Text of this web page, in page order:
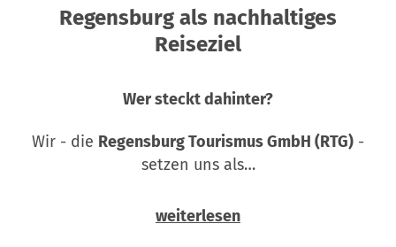
Regensburg als nachhaltiges
Reiseziel
Wer steckt dahinter?
Wir - die Regensburg Tourismus GmbH (RTG) -
setzen uns als…
weiterlesen